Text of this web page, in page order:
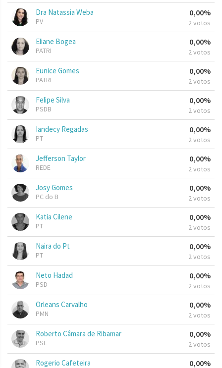
Dra Natassia Weba
PV
0,00%
2 votos
Eliane Bogea
PATRI
0,00%
2 votos
Eunice Gomes
PATRI
0,00%
2 votos
Felipe Silva
PSDB
0,00%
2 votos
Iandecy Regadas
PT
0,00%
2 votos
Jefferson Taylor
REDE
0,00%
2 votos
Josy Gomes
PC do B
0,00%
2 votos
Katia Cilene
PT
0,00%
2 votos
Naira do Pt
PT
0,00%
2 votos
Neto Hadad
PSD
0,00%
2 votos
Orleans Carvalho
PMN
0,00%
2 votos
Roberto Câmara de Ribamar
PSL
0,00%
2 votos
Rogerio Cafeteira 0,00%